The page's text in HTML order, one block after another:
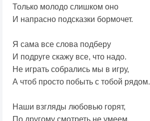
Только молодо слишком оно
И напрасно подсказки бормочет.
Я сама все слова подберу
И подруге скажу все, что надо.
Не играть собрались мы в игру,
А чтоб просто побыть с тобой рядом.
Наши взгляды любовью горят,
По другому смотреть не умеем.